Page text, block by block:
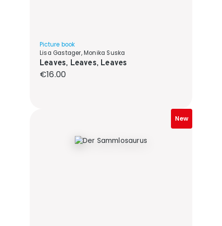
Picture book
Lisa Gastager, Monika Suska
Leaves, Leaves, Leaves
Regular price:
€16.00
New